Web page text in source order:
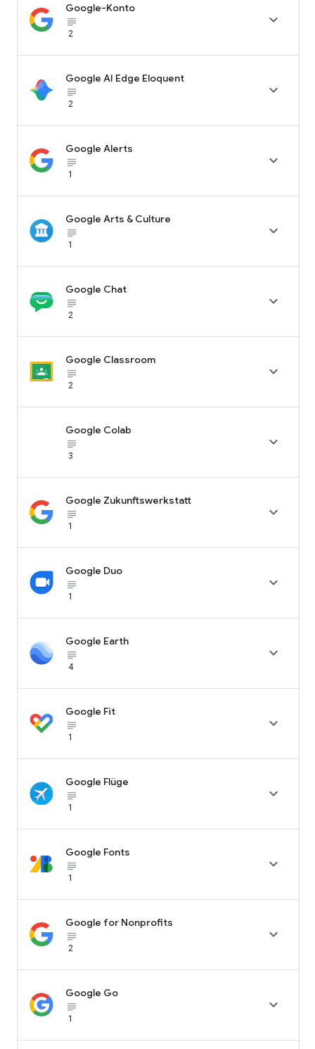
Google-Konto
subject_black
2

Google AI Edge Eloquent
subject_black
2

Google Alerts
subject_black
1

Google Arts & Culture
subject_black
1

Google Chat
subject_black
2

Google Classroom
subject_black
2

Google Colab
subject_black
3

Google Zukunftswerkstatt
subject_black
1

Google Duo
subject_black
1

Google Earth
subject_black
4

Google Fit
subject_black
1

Google Flüge
subject_black
1

Google Fonts
subject_black
1

Google for Nonprofits
subject_black
2

Google Go
subject_black
1
